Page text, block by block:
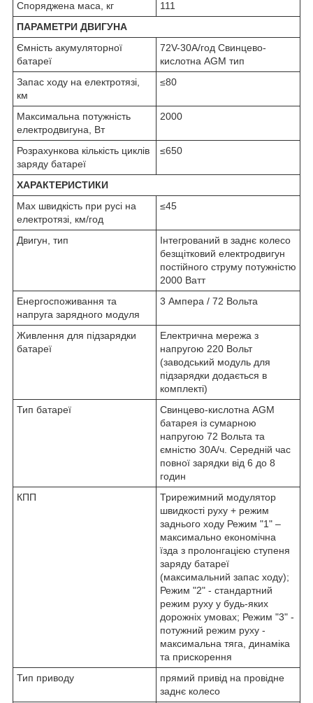
Споряджена маса, кг
111
ПАРАМЕТРИ ДВИГУНА
Ємність акумуляторної
батареї
72V-30A/год Свинцево-
кислотна AGM тип
Запас ходу на електротязі,
км
≤80
Максимальна потужність
електродвигуна, Вт
2000
Розрахункова кількість циклів
заряду батареї
≤650
ХАРАКТЕРИСТИКИ
Max швидкість при русі на
електротязі, км/год
≤45
Двигун, тип
Інтегрований в заднє колесо
безщітковий електродвигун
постійного струму потужністю
2000 Ватт
Енергоспоживання та
напруга зарядного модуля
3 Ампера / 72 Вольта
Живлення для підзарядки
батареї
Електрична мережа з
напругою 220 Вольт
(заводський модуль для
підзарядки додається в
комплекті)
Тип батареї
Свинцево-кислотна AGM
батарея із сумарною
напругою 72 Вольта та
ємністю 30A/ч. Середній час
повної зарядки від 6 до 8
годин
КПП
Трирежимний модулятор
швидкості руху + режим
заднього ходу Режим "1" –
максимально економічна
їзда з пролонгацією ступеня
заряду батареї
(максимальний запас ходу);
Режим "2" - стандартний
режим руху у будь-яких
дорожніх умовах; Режим "3" -
потужний режим руху -
максимальна тяга, динаміка
та прискорення
Тип приводу
прямий привід на провідне
заднє колесо